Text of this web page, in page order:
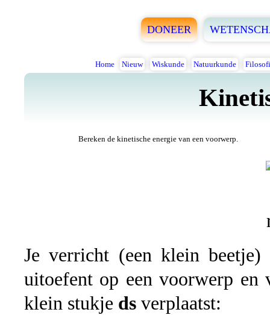
DONEER
Home Nieuw Wiskunde Natuurkunde
Bereken de kinetische energie van een voorwerp.
Je verricht (een klein
uitoefent op een voorwerp en
klein stukje ds verplaatst: